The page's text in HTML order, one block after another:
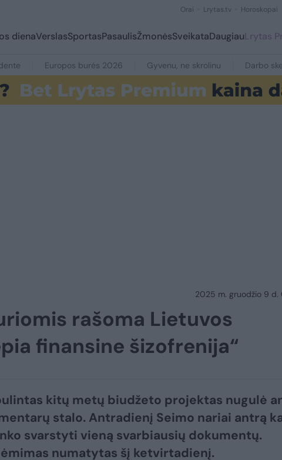
Orai Lrytas.tv Horoskopai
dienaVerslasSportasPasaulisŽmonėsSveikataDaugiauLrytas
Europos burės 2026 Gyvenu, ne skrolinu Darbo
2025 m. gruodžio 9 d.
rašoma Lietuvos
finansine šizofrenija“
kitų metų biudžeto projektas nugulė
stalo. Antradienį Seimo nariai antrą
svarstyti vieną svarbiausių dokumentų.
numatytas šį ketvirtadienį.